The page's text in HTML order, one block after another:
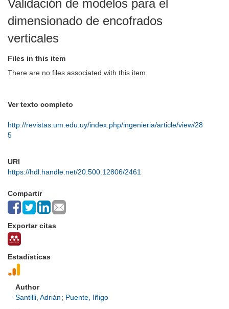
Validación de modelos para el
dimensionado de encofrados
verticales
Files in this item
There are no files associated with this item.
Ver texto completo
http://revistas.um.edu.uy/index.php/ingenieria/article/view/28
5
URI
https://hdl.handle.net/20.500.12806/2461
Compartir
Exportar citas
Estadísticas
Author
Santilli, Adrián; Puente, Iñigo